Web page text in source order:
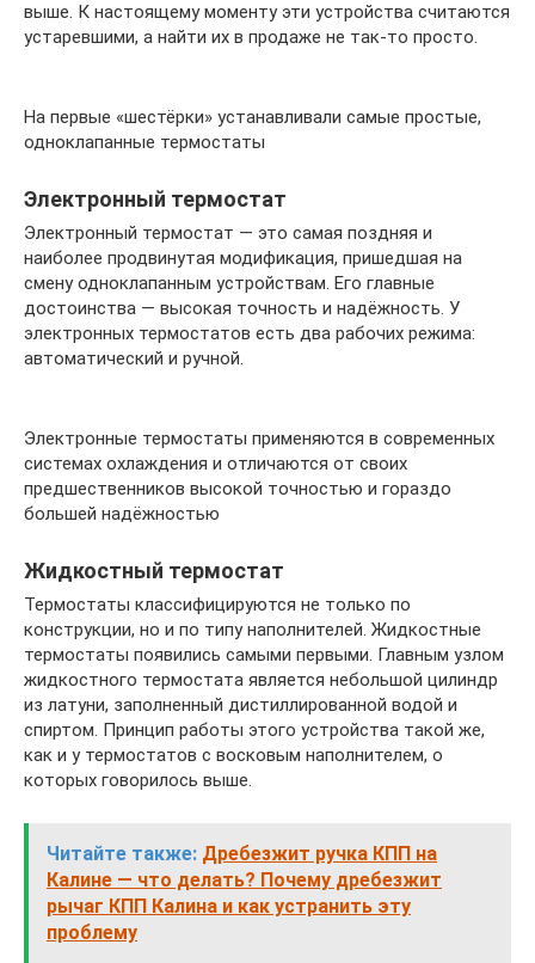
выше. К настоящему моменту эти устройства считаются
устаревшими, а найти их в продаже не так-то просто.
На первые «шестёрки» устанавливали самые простые,
одноклапанные термостаты
Электронный термостат
Электронный термостат — это самая поздняя и
наиболее продвинутая модификация, пришедшая на
смену одноклапанным устройствам. Его главные
достоинства — высокая точность и надёжность. У
электронных термостатов есть два рабочих режима:
автоматический и ручной.
Электронные термостаты применяются в современных
системах охлаждения и отличаются от своих
предшественников высокой точностью и гораздо
большей надёжностью
Жидкостный термостат
Термостаты классифицируются не только по
конструкции, но и по типу наполнителей. Жидкостные
термостаты появились самыми первыми. Главным узлом
жидкостного термостата является небольшой цилиндр
из латуни, заполненный дистиллированной водой и
спиртом. Принцип работы этого устройства такой же,
как и у термостатов с восковым наполнителем, о
которых говорилось выше.
Читайте также: Дребезжит ручка КПП на
Калине — что делать? Почему дребезжит
рычаг КПП Калина и как устранить эту
проблему